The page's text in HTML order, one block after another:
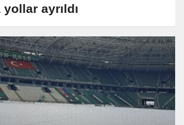
ayrıldı